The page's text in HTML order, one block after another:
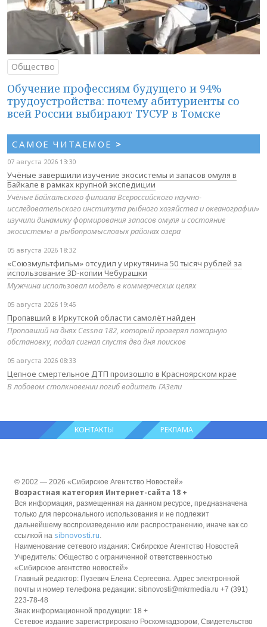
Общество
Обучение профессиям будущего и 94%
трудоустройства: почему абитуриенты со
всей России выбирают ТУСУР в Томске
САМОЕ ЧИТАЕМОЕ >
07 августа 2026 13:30
Учёные завершили изучение экосистемы и запасов омуля в
Байкале в рамках крупной экспедиции
Учёные Байкальского филиала Всероссийского научно-
исследовательского института рыбного хозяйства и океанографии»
изучили динамику формирования запасов омуля и состояние
экосистемы в рыбопромысловых районах озера
05 августа 2026 18:32
«Союзмультфильм» отсудил у иркутянина 50 тысяч рублей за
использование 3D-копии Чебурашки
Мужчина использовал модель в коммерческих целях
05 августа 2026 19:45
Пропавший в Иркутской области самолёт найден
Пропавший на днях Cessna 182, который проверял пожарную
обстановку, подал сигнал спустя два дня поисков
05 августа 2026 08:33
Цепное смертельное ДТП произошло в Красноярском крае
В лобовом столкновении погиб водитель ГАЗели
КОНТАКТЫ РЕКЛАМА
© 2002 — 2026 «Сибирское Агентство Новостей»
Возрастная категория Интернет-сайта 18 +
Вся информация, размещенная на данном ресурсе, предназначена
только для персонального использования и не подлежит
дальнейшему воспроизведению или распространению, иначе как со
ссылкой на sibnovosti.ru
Наименование сетевого издания: Сибирское Агентство Новостей
Учредитель: Общество с ограниченной ответственностью
«Сибирское агентство новостей»
Главный редактор: Пузевич Елена Сергеевна. Адрес электронной
почты и номер телефона редакции: sibnovosti@mkrmedia.ru +7 (391)
223-78-48
Знак информационной продукции: 18 +
Сетевое издание зарегистрировано Роскомнадзором, Свидетельство